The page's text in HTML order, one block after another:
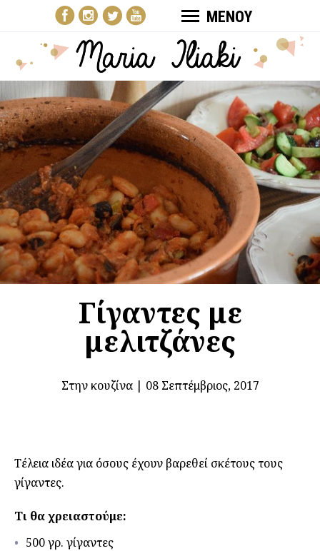
ΜΕΝΟΥ
Γίγαντες με
μελιτζάνες
Στην κουζίνα| 08 Σεπτέμβριος, 2017
Τέλεια ιδέα για όσους έχουν βαρεθεί σκέτους τους
γίγαντες.
Τι θα χρειαστούμε:
500 γρ. γίγαντες